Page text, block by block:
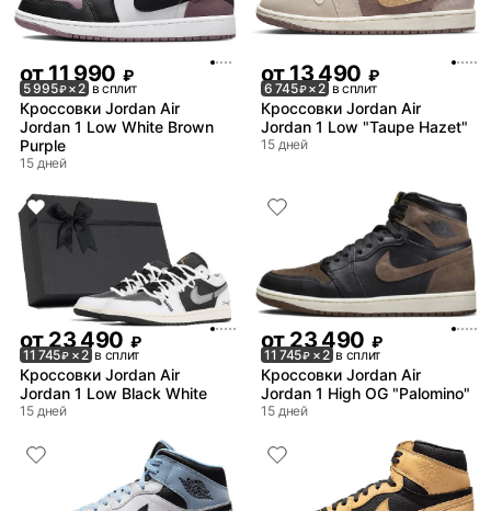
от11 990 ₽
5 995₽× 2 в сплит
Кроссовки Jordan Air
Jordan 1 Low White Brown
Purple
15 дней
от13 490 ₽
6 745₽× 2 в сплит
Кроссовки Jordan Air
Jordan 1 Low "Taupe Hazet"
15 дней
от23 490 ₽
11 745₽ × 2 в сплит
Кроссовки Jordan Air
Jordan 1 Low Black White
15 дней
от23 490 ₽
11 745₽ × 2 в сплит
Кроссовки Jordan Air
Jordan 1 High OG "Palomino"
15 дней